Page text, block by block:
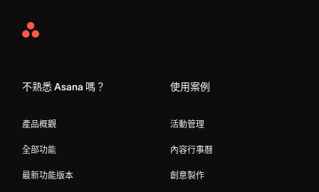
Asana
不熟悉 Asana 嗎？
產品概觀
全部功能
最新功能版本
使用案例
活動管理
內容行事曆
創意製作